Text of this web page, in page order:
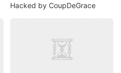
Hacked by CoupDeGrace